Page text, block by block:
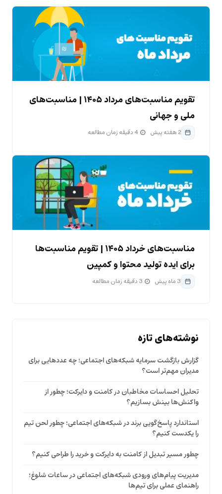
تقویم مناسبت‌های مرداد ۱۴۰۵ | مناسبت‌های
ملی و جهانی
2 هفته پیش 4 دقیقه زمان مطالعه
مناسبت‌های خرداد ۱۴۰۵ | تقویم مناسبت‌ها
برای ایده تولید محتوا و کمپین
3 ماه پیش 3 دقیقه زمان مطالعه
نوشته‌های تازه
گزارش بازگشت سرمایه شبکه‌های اجتماعی؛ چه عددهایی برای
مدیران مهم‌تر است؟
تحلیل احساسات مخاطبان در کامنت و دایرکت؛ چطور از
واکنش‌ها بینش بسازیم؟
استاندارد پاسخ‌گویی برند در شبکه‌های اجتماعی؛ چطور لحن تیم
را یکدست کنیم؟
چطور مسیر تبدیل از کامنت به دایرکت و خرید را طراحی کنیم؟
مدیریت پیام‌های ورودی شبکه‌های اجتماعی در ساعات شلوغ؛
راهنمای عملی برای تیم‌ها